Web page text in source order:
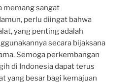
memang sangat
perlu diingat bahwa
yang penting adalah
secara bijaksana
Semoga perkembangan
di Indonesia dapat terus
yang besar bagi kemajuan